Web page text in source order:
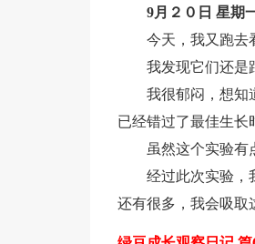
9月２０日 星期
今天，我又跑去
我发现它们还是
我很郁闷，想知
已经错过了最佳生长
虽然这个实验有
经过此次实验，
还有很多，我会吸取